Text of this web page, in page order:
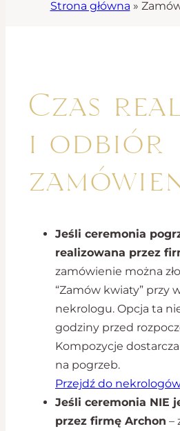
Strona główna »
Czas
i odbiór
Jeśli ceremonia
realizowana przez
zamówienie można
“Zamów kwiaty” przy
nekrologu. Opcja ta
godziny przed
Kompozycje
na pogrzeb.
Przejdź do
Jeśli ceremonia NIE
przez firmę Archon –